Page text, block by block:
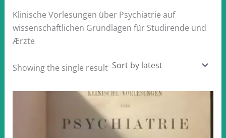
Klinische Vorlesungen über Psychiatrie auf
wissenschaftlichen Grundlagen für Studirende und
Ærzte
Showing the single result